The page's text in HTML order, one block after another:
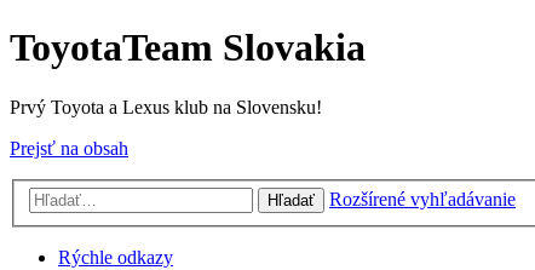
ToyotaTeam Slovakia
Prvý Toyota a Lexus klub na Slovensku!
Prejsť na obsah
Hľadať Rozšírené vyhľadávanie
Rýchle odkazy